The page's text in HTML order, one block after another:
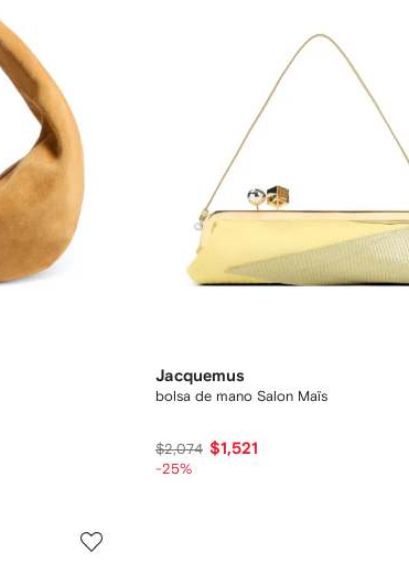
Jacquemus
bolsa de mano Salon Maïs
$2,074 $1,521
-25%